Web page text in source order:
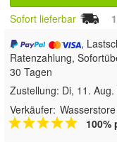
Sofort lieferbar
,
Ratenzahlung,
30 Tagen
Zustellung: Di, 11.
Verkäufer: Wasserstore
100%